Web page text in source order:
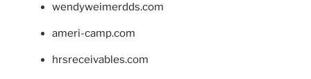
wendyweimerdds.com
ameri-camp.com
hrsreceivables.com